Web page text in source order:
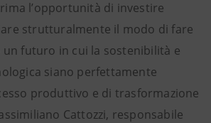
l’opportunità di investire
strutturalmente il modo di fare
futuro in cui la sostenibilità e
siano perfettamente
produttivo e di trasformazione
Cattozzi, responsabile